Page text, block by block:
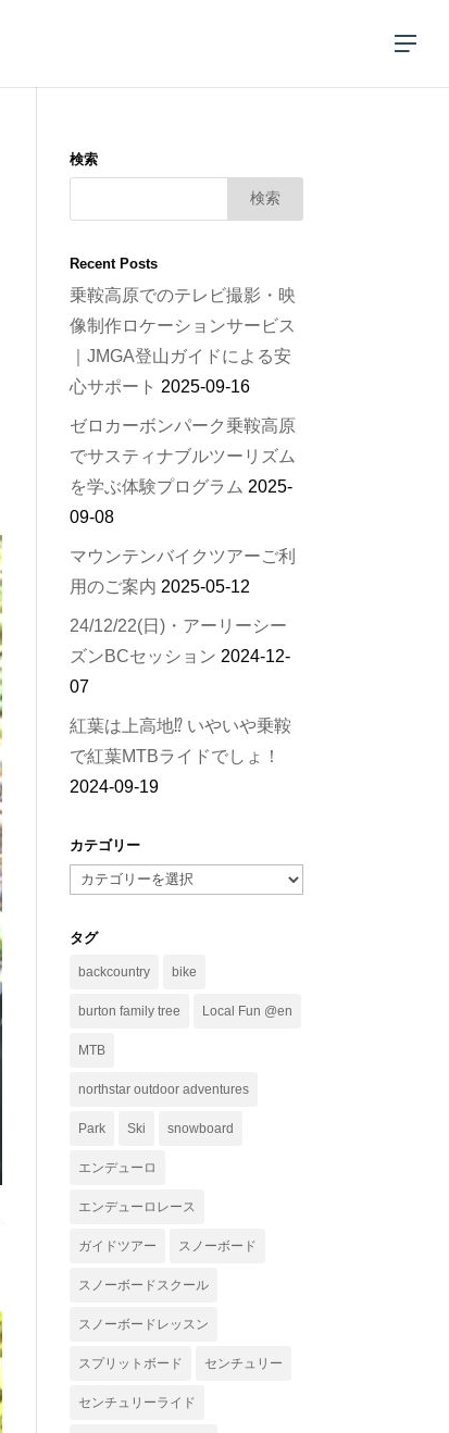
検索
Recent Posts
乗鞍高原でのテレビ撮影・映
像制作ロケーションサービス
｜JMGA登山ガイドによる安
心サポート 2025-09-16
ゼロカーボンパーク乗鞍高原
でサスティナブルツーリズム
を学ぶ体験プログラム 2025-
09-08
マウンテンバイクツアーご利
用のご案内 2025-05-12
24/12/22(日)・アーリーシー
ズンBCセッション 2024-12-
07
紅葉は上高地⁉︎ いやいや乗鞍
で紅葉MTBライドでしょ！
2024-09-19
カテゴリー
カ
ゴ
リ
タグ
backcountry bike
burton family tree Local Fun @en
MTB
northstar outdoor adventures
Park Ski snowboard
エンデューロ
エンデューロレース
ガイドツアー スノーボード
スノーボードスクール
スノーボードレッスン
スプリットボード センチュリー
センチュリーライド